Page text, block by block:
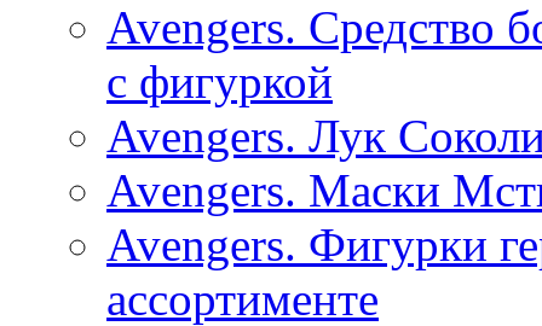
Avengers. Средство
с фигуркой
Avengers. Лук
Avengers. Маски
Avengers. Фигурки
ассортименте